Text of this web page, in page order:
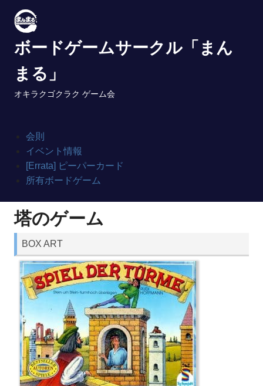
content
ボードゲームサークル「まん
まる」
オキラクゴクラク ゲーム会
会則
イベント情報
[Errata] ピーパーカード
所有ボードゲーム
塔のゲーム
BOX ART